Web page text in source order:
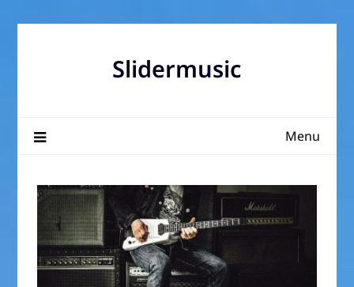
Slidermusic
Menu